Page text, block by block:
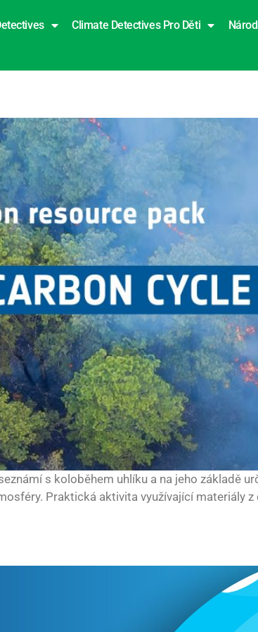
Climate Detectives Pro Děti
s koloběhem uhlíku a na jeho základě
Praktická aktivita využívající materiály